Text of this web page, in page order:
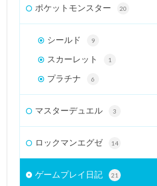
ポケットモンスター 20
シールド 9
スカーレット 1
プラチナ 6
マスターデュエル 3
ロックマンエグゼ 14
ゲームプレイ日記 21